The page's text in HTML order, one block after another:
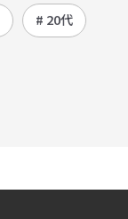
# 20代